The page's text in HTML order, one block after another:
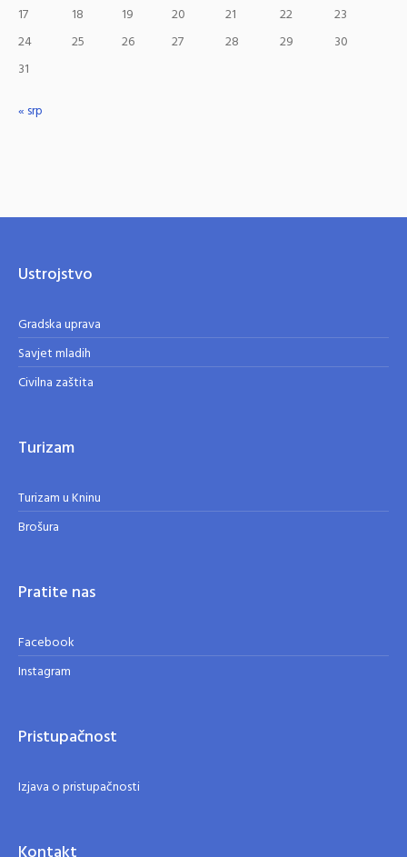
17
18 19 20 21 22
23
24
25 26 27 28 29
30
31
« srp
Ustrojstvo
Gradska uprava
Savjet mladih
Civilna zaštita
Turizam
Turizam u Kninu
Brošura
Pratite nas
Facebook
Instagram
Pristupačnost
Izjava o pristupačnosti